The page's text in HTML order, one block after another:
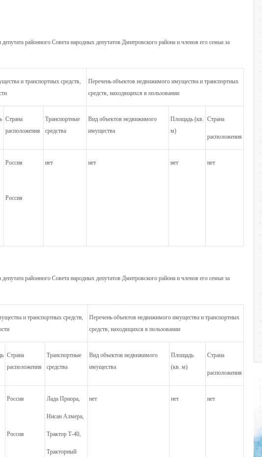
районного Совета народных депутатов Дмитровского района и членов его семьи за
и транспортных средств,
Перечень объектов недвижимого имущества и транспортных
средств, находящихся в пользовании
Страна
расположения
Транспортные
средства
Вид объектов недвижимого
имущества
Площадь (кв.
м)
Страна
расположения
Россия
Россия
нет нет нет нет
районного Совета народных депутатов Дмитровского района и членов его семьи за
и транспортных средств,
Перечень объектов недвижимого имущества и транспортных
средств, находящихся в пользовании
Страна
расположения
Транспортные
средства
Вид объектов недвижимого
имущества
Площадь
(кв. м)
Страна
расположения
Россия
Россия
Лада Приора,
Нисан Алмера,
Трактор Т-40,
Тракторный
нет нет нет